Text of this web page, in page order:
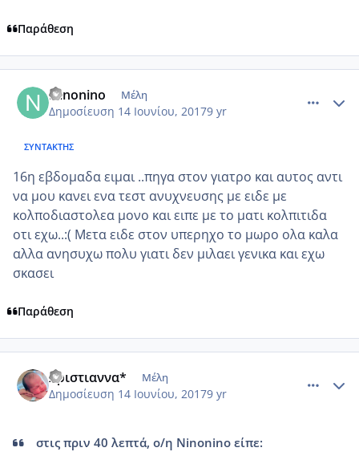
Παράθεση
Ninonino Μέλη
Δημοσίευση 14 Ιουνίου, 20179 yr
ΣΥΝΤΆΚΤΗΣ
16η εβδομαδα ειμαι ..πηγα στον γιατρο και αυτος αντι
να μου κανει ενα τεστ ανυχνευσης με ειδε με
κολποδιαστολεα μονο και ειπε με το ματι κολπιτιδα
οτι εχω..:( Μετα ειδε στον υπερηχο το μωρο ολα καλα
αλλα ανησυχω πολυ γιατι δεν μιλαει γενικα και εχω
σκασει
Παράθεση
Χριστιαννα* Μέλη
Δημοσίευση 14 Ιουνίου, 20179 yr
στις πριν 40 λεπτά, ο/η Ninonino είπε: